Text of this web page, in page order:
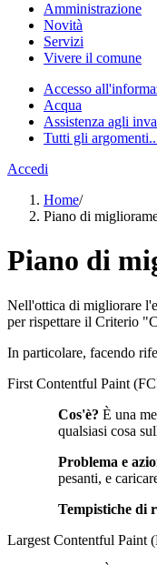
Amministrazione
Novità
Servizi
Vivere il comune
Accesso
Acqua
Assistenza agli
Tutti gli
Accedi
Home/
Piano di
Piano di
Nell'ottica di migliorare
per rispettare il Criterio
In particolare, facendo
First Contentful Paint
Cos'è? È una
qualsiasi cosa
Problema e
pesanti, e
Tempistiche di
Largest Contentful Paint